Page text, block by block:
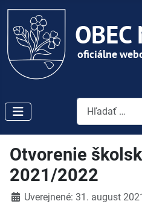
Vyhľadávanie
Otvorenie
2021/2022
DetailyUverejnené: 31. august 2021